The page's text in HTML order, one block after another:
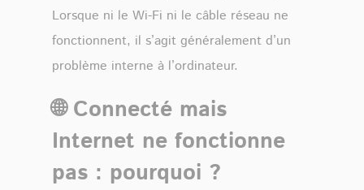
Lorsque ni le Wi-Fi ni le câble réseau ne
fonctionnent, il s’agit généralement d’un
problème interne à l’ordinateur.
🌐 Connecté mais
Internet ne fonctionne
pas : pourquoi ?